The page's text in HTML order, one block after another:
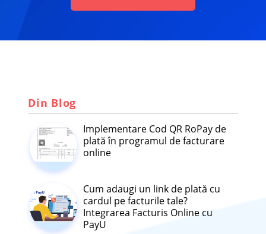
Din Blog
Implementare Cod QR RoPay de
plată în programul de facturare
online
Cum adaugi un link de plată cu
cardul pe facturile tale?
Integrarea Facturis Online cu
PayU